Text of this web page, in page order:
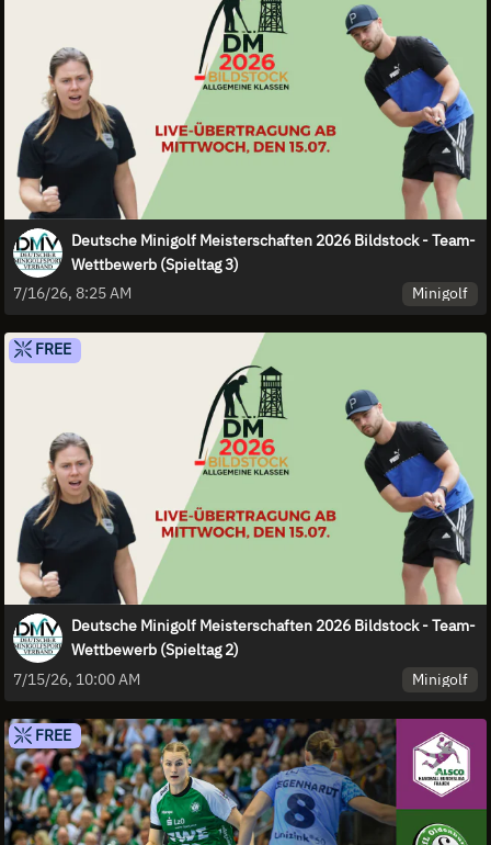
Deutsche Minigolf Meisterschaften 2026 Bildstock - Team-
Wettbewerb (Spieltag 3)
7/16/26, 8:25 AM
Minigolf
FREE
Deutsche Minigolf Meisterschaften 2026 Bildstock - Team-
Wettbewerb (Spieltag 2)
7/15/26, 10:00 AM
Minigolf
FREE